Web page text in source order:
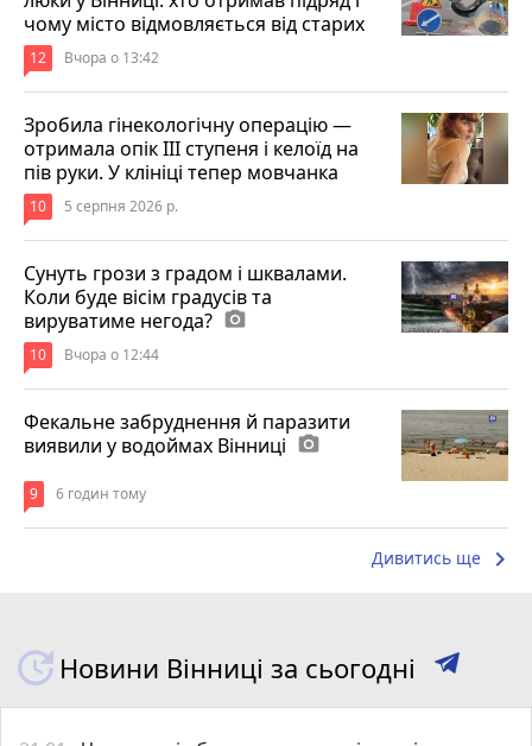
чому місто відмовляється від старих
12 Вчора о 13:42
Зробила гінекологічну операцію —
отримала опік ІІІ ступеня і келоїд на
пів руки. У клініці тепер мовчанка
10 5 серпня 2026 р.
Сунуть грози з градом і шквалами.
Коли буде вісім градусів та
вируватиме негода? photo_camera
10 Вчора о 12:44
Фекальне забруднення й паразити
виявили у водоймах Вінниці photo_camera
9 6 годин тому
Дивитись ще keyboard_arrow_right
Новини Вінниці за сьогодні